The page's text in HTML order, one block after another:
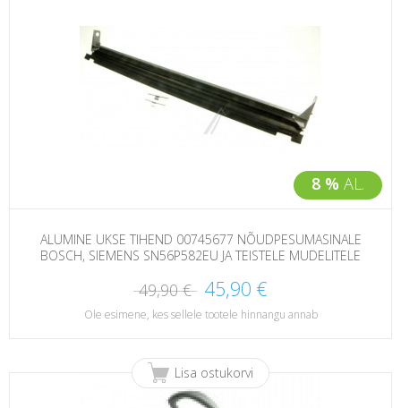
8 % AL.
ALUMINE UKSE TIHEND 00745677 NÕUDPESUMASINALE
BOSCH, SIEMENS SN56P582EU JA TEISTELE MUDELITELE
49,90 € 45,90 €
Ole esimene, kes sellele tootele hinnangu annab
Lisa ostukorvi